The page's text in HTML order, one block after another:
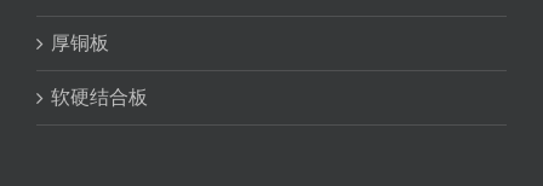
厚铜板
软硬结合板